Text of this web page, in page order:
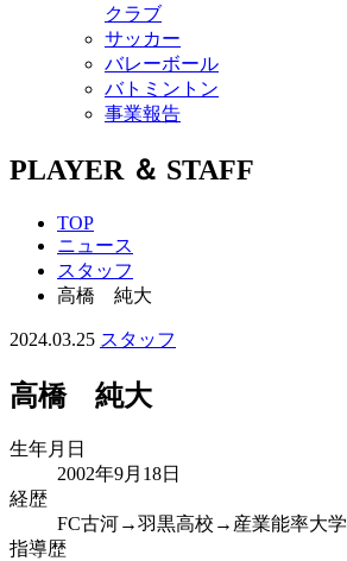
クラブ
サッカー
バレーボール
バトミントン
事業報告
PLAYER ＆ STAFF
TOP
ニュース
スタッフ
高橋 純大
2024.03.25 スタッフ
高橋 純大
生年月日
2002年9月18日
経歴
FC古河→羽黒高校→産業能率大学
指導歴